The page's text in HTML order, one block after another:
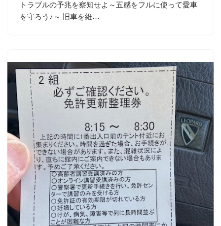
トラブルの予兆を察知せよ～五感をフルに使って愛車
を守ろう♪～ 旧車を維…